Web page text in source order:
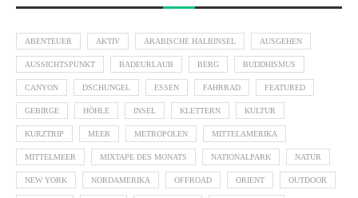
ABENTEUER AKTIV ARABISCHE HALBINSEL AUSGEHEN
AUSSICHTSPUNKT BADEURLAUB BERG BUDDHISMUS
CANYON DSCHUNGEL ESSEN FAHRRAD FEATURED
GEBIRGE HÖHLE INSEL KLETTERN KULTUR
KURZTRIP MEER METROPOLEN MITTELAMERIKA
MITTELMEER MIXTAPE DES MONATS NATIONALPARK NATUR
NEW YORK NORDAMERIKA OFFROAD ORIENT OUTDOOR